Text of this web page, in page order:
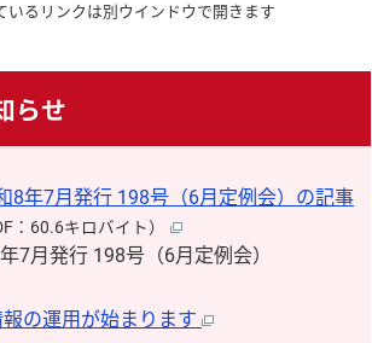
いるリンクは別ウインドウで開きます
らせ
8年7月発行 198号（6月定例会）の記事
：60.6キロバイト）
7月発行 198号（6月定例会）
の運用が始まります